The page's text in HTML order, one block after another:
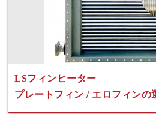
LSフィンヒーター
プレートフィン / エロフィンの